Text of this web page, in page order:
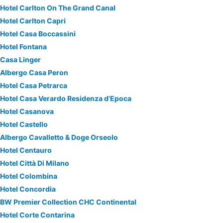
Hotel Carlton On The Grand Canal
Hotel Carlton Capri
Hotel Casa Boccassini
Hotel Fontana
Casa Linger
Albergo Casa Peron
Hotel Casa Petrarca
Hotel Casa Verardo Residenza d'Epoca
Hotel Casanova
Hotel Castello
Albergo Cavalletto & Doge Orseolo
Hotel Centauro
Hotel Città Di Milano
Hotel Colombina
Hotel Concordia
BW Premier Collection CHC Continental
Hotel Corte Contarina